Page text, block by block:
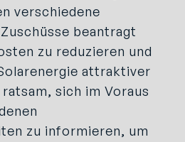
verschiedene
beantragt
zu reduzieren und
attraktiver
sich im Voraus
zu informieren, um